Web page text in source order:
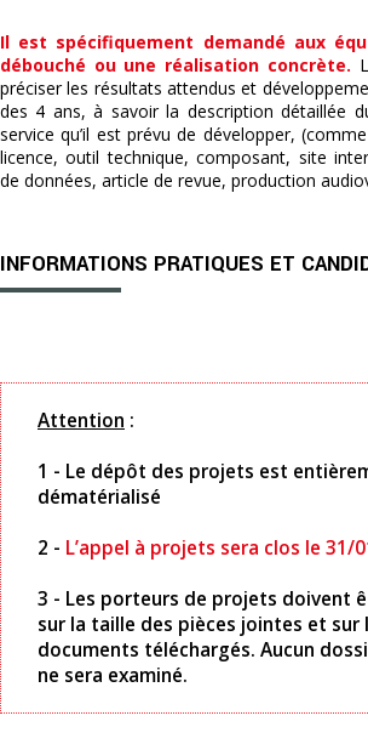
Il est spécifiquement demandé aux
débouché ou une réalisation concrète.
préciser les résultats attendus et
des 4 ans, à savoir la description détaillée
service qu’il est prévu de développer,
licence, outil technique, composant, site
de données, article de revue, production
INFORMATIONS PRATIQUES ET
Attention :
1 - Le dépôt des projets est
dématérialisé
2 - L’appel à projets sera clos le 31/
3 - Les porteurs de projets doivent
sur la taille des pièces jointes et
documents téléchargés. Aucun
ne sera examiné.